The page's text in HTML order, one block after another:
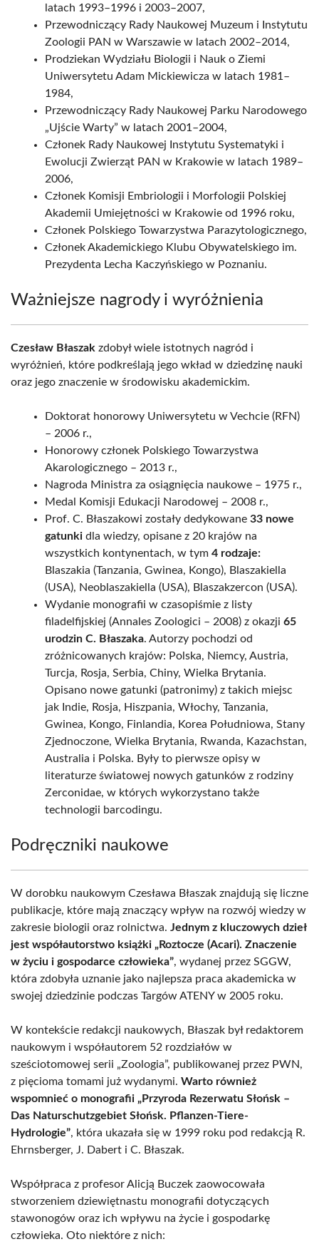
latach 1993–1996 i 2003–2007,
Przewodniczący Rady Naukowej Muzeum i Instytutu
Zoologii PAN w Warszawie w latach 2002–2014,
Prodziekan Wydziału Biologii i Nauk o Ziemi
Uniwersytetu Adam Mickiewicza w latach 1981–
1984,
Przewodniczący Rady Naukowej Parku Narodowego
„Ujście Warty” w latach 2001–2004,
Członek Rady Naukowej Instytutu Systematyki i
Ewolucji Zwierząt PAN w Krakowie w latach 1989–
2006,
Członek Komisji Embriologii i Morfologii Polskiej
Akademii Umiejętności w Krakowie od 1996 roku,
Członek Polskiego Towarzystwa Parazytologicznego,
Członek Akademickiego Klubu Obywatelskiego im.
Prezydenta Lecha Kaczyńskiego w Poznaniu.
Ważniejsze nagrody i wyróżnienia
Czesław Błaszak zdobył wiele istotnych nagród i
wyróżnień, które podkreślają jego wkład w dziedzinę nauki
oraz jego znaczenie w środowisku akademickim.
Doktorat honorowy Uniwersytetu w Vechcie (RFN)
– 2006 r.,
Honorowy członek Polskiego Towarzystwa
Akarologicznego – 2013 r.,
Nagroda Ministra za osiągnięcia naukowe – 1975 r.,
Medal Komisji Edukacji Narodowej – 2008 r.,
Prof. C. Błaszakowi zostały dedykowane 33 nowe
gatunki dla wiedzy, opisane z 20 krajów na
wszystkich kontynentach, w tym 4 rodzaje:
Blaszakia (Tanzania, Gwinea, Kongo), Blaszakiella
(USA), Neoblaszakiella (USA), Blaszakzercon (USA).
Wydanie monografii w czasopiśmie z listy
filadelfijskiej (Annales Zoologici – 2008) z okazji 65
urodzin C. Błaszaka. Autorzy pochodzi od
zróżnicowanych krajów: Polska, Niemcy, Austria,
Turcja, Rosja, Serbia, Chiny, Wielka Brytania.
Opisano nowe gatunki (patronimy) z takich miejsc
jak Indie, Rosja, Hiszpania, Włochy, Tanzania,
Gwinea, Kongo, Finlandia, Korea Południowa, Stany
Zjednoczone, Wielka Brytania, Rwanda, Kazachstan,
Australia i Polska. Były to pierwsze opisy w
literaturze światowej nowych gatunków z rodziny
Zerconidae, w których wykorzystano także
technologii barcodingu.
Podręczniki naukowe
W dorobku naukowym Czesława Błaszak znajdują się liczne
publikacje, które mają znaczący wpływ na rozwój wiedzy w
zakresie biologii oraz rolnictwa. Jednym z kluczowych dzieł
jest współautorstwo książki „Roztocze (Acari). Znaczenie
w życiu i gospodarce człowieka”, wydanej przez SGGW,
która zdobyła uznanie jako najlepsza praca akademicka w
swojej dziedzinie podczas Targów ATENY w 2005 roku.
W kontekście redakcji naukowych, Błaszak był redaktorem
naukowym i współautorem 52 rozdziałów w
sześciotomowej serii „Zoologia”, publikowanej przez PWN,
z pięcioma tomami już wydanymi. Warto również
wspomnieć o monografii „Przyroda Rezerwatu Słońsk –
Das Naturschutzgebiet Słońsk. Pflanzen-Tiere-
Hydrologie”, która ukazała się w 1999 roku pod redakcją R.
Ehrnsberger, J. Dabert i C. Błaszak.
Współpraca z profesor Alicją Buczek zaowocowała
stworzeniem dziewiętnastu monografii dotyczących
stawonogów oraz ich wpływu na życie i gospodarkę
człowieka. Oto niektóre z nich: